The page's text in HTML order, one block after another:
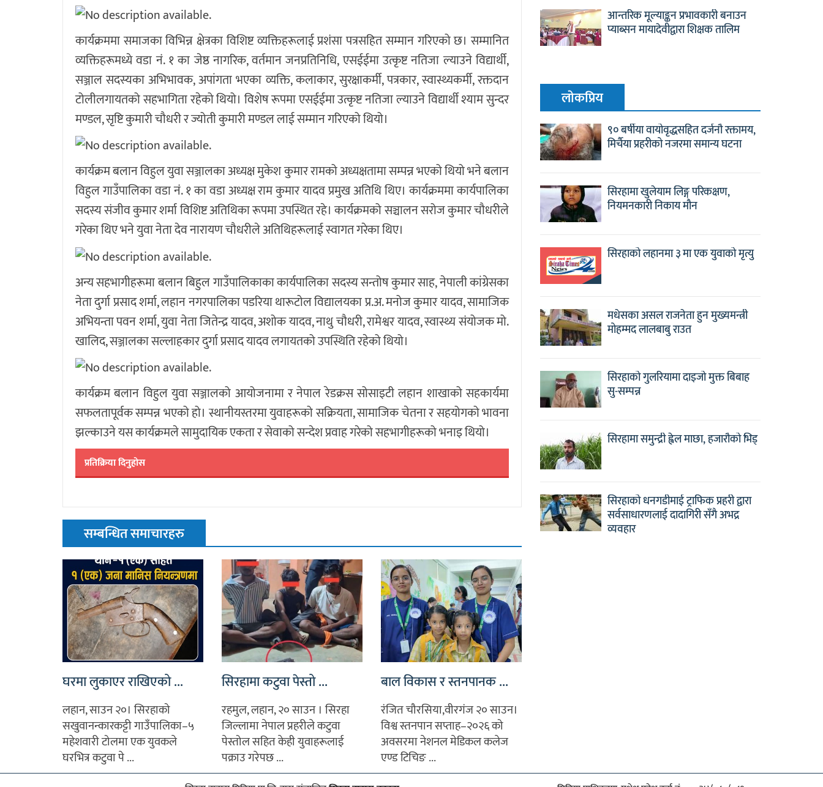
कार्यक्रममा समाजका विभिन्न क्षेत्रका विशिष्ट व्यक्तिहरूलाई प्रशंसा पत्रसहित सम्मान गरिएको छ। सम्मानित
व्यक्तिहरूमध्ये वडा नं. १ का जेष्ठ नागरिक, वर्तमान जनप्रतिनिधि, एसईईमा उत्कृष्ट नतिजा ल्याउने विद्यार्थी,
सञ्जाल सदस्यका अभिभावक, अपांगता भएका व्यक्ति, कलाकार, सुरक्षाकर्मी, पत्रकार, स्वास्थ्यकर्मी, रक्तदान
टोलीलगायतको सहभागिता रहेको थियो। विशेष रूपमा एसईईमा उत्कृष्ट नतिजा ल्याउने विद्यार्थी श्याम सुन्दर
मण्डल, सृष्टि कुमारी चौधरी र ज्योती कुमारी मण्डल लाई सम्मान गरिएको थियो।
कार्यक्रम बलान विहुल युवा सञ्जालका अध्यक्ष मुकेश कुमार रामको अध्यक्षतामा सम्पन्न भएको थियो भने बलान
विहुल गाउँपालिका वडा नं. १ का वडा अध्यक्ष राम कुमार यादव प्रमुख अतिथि थिए। कार्यक्रममा कार्यपालिका
सदस्य संजीव कुमार शर्मा विशिष्ट अतिथिका रूपमा उपस्थित रहे। कार्यक्रमको सञ्चालन सरोज कुमार चौधरीले
गरेका थिए भने युवा नेता देव नारायण चौधरीले अतिथिहरूलाई स्वागत गरेका थिए।
अन्य सहभागीहरूमा बलान बिहुल गाउँपालिकाका कार्यपालिका सदस्य सन्तोष कुमार साह, नेपाली कांग्रेसका
नेता दुर्गा प्रसाद शर्मा, लहान नगरपालिका पडरिया थारूटोल विद्यालयका प्र.अ. मनोज कुमार यादव, सामाजिक
अभियन्ता पवन शर्मा, युवा नेता जितेन्द्र यादव, अशोक यादव, नाथु चौधरी, रामेश्वर यादव, स्वास्थ्य संयोजक मो.
खालिद, सञ्जालका सल्लाहकार दुर्गा प्रसाद यादव लगायतको उपस्थिति रहेको थियो।
कार्यक्रम बलान विहुल युवा सञ्जालको आयोजनामा र नेपाल रेडक्रस सोसाइटी लहान शाखाको सहकार्यमा
सफलतापूर्वक सम्पन्न भएको हो। स्थानीयस्तरमा युवाहरूको सक्रियता, सामाजिक चेतना र सहयोगको भावना
झल्काउने यस कार्यक्रमले सामुदायिक एकता र सेवाको सन्देश प्रवाह गरेको सहभागीहरूको भनाइ थियो।
प्रतिक्रिया दिनुहोस
सम्बन्धित समाचारहरु
घरमा लुकाएर राखिएको ...
लहान, साउन २०। सिरहाको
सखुवानन्कारकट्टी गाउँपालिका–५
महेशवारी टोलमा एक युवकले
घरभित्र कटुवा पे ...
सिरहामा कटुवा पेस्तो ...
रहमुल, लहान, २० साउन । सिरहा
जिल्लामा नेपाल प्रहरीले कटुवा
पेस्तोल सहित केही युवाहरूलाई
पक्राउ गरेपछ ...
बाल विकास र स्तनपानक ...
रंजित चौरसिया,वीरगंज २० साउन।
विश्व स्तनपान सप्ताह–२०२६ को
अवसरमा नेशनल मेडिकल कलेज
एण्ड टिचिङ ...
आन्तरिक मूल्याङ्कन प्रभावकारी बनाउन
प्याब्सन मायादेवीद्वारा शिक्षक तालिम
लाेकप्रिय
९० बर्षीया वायोवृद्धसहित दर्जनौ रक्तामय,
मिर्चैया प्रहरीको नजरमा समान्य घटना
सिरहामा खुलेयाम लिङ्ग परिकक्षण,
नियमनकारी निकाय मौन
सिरहाको लहानमा ३ मा एक युवाको मृत्यु
मधेसका असल राजनेता हुन मुख्यमन्त्री
मोहम्मद लालबाबु राउत
सिरहाको गुलरियामा दाइजो मुक्त बिबाह
सु-सम्पन्न
सिरहामा समुन्द्री ह्वेल माछा, हजारौको भिड्
सिरहाको धनगडीमाई ट्राफिक प्रहरी द्वारा
सर्वसाधारणलाई दादागिरी सँगै अभद्र
व्यवहार